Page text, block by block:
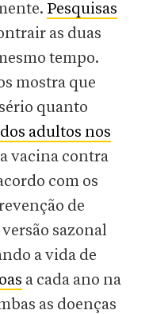
Pesquisas
as duas
tempo.
mostra que
quanto
adultos nos
vacina contra
com os
de
sazonal
a vida de
a cada ano na
as doenças